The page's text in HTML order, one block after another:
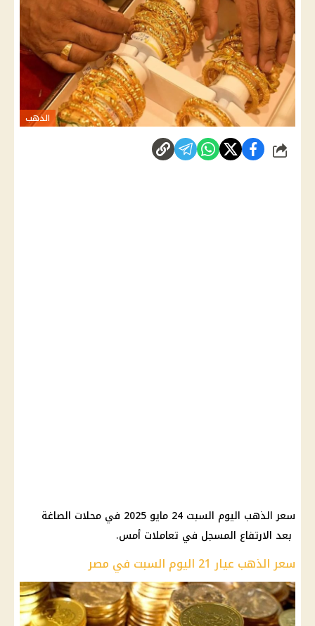
الذهب
شارك
سعر الذهب اليوم السبت 24 مايو 2025 في محلات الصاغة
بعد الارتفاع المسجل في تعاملات أمس.
سعر الذهب عيار 21 اليوم السبت في مصر